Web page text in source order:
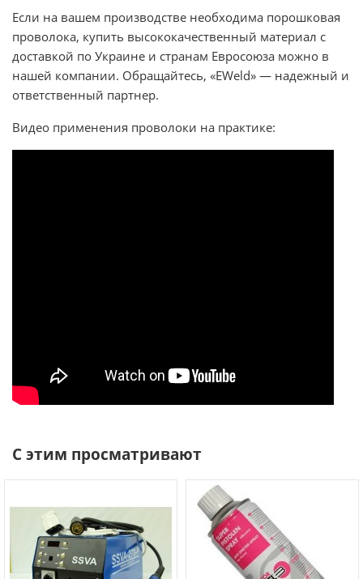
Если на вашем производстве необходима порошковая
проволока, купить высококачественный материал с
доставкой по Украине и странам Евросоюза можно в
нашей компании. Обращайтесь, «EWeld» — надежный и
ответственный партнер.
Видео применения проволоки на практике:
С этим просматривают